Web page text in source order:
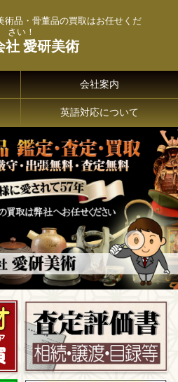
術品・骨董品の買取はお任せくだ
さい！
社 愛研美術
会社案内
英語対応について